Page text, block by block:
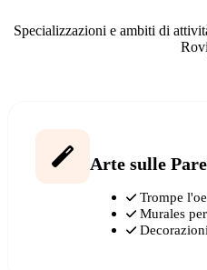
Specializzazioni e ambiti di
Arte sulle
Trompe
Murales